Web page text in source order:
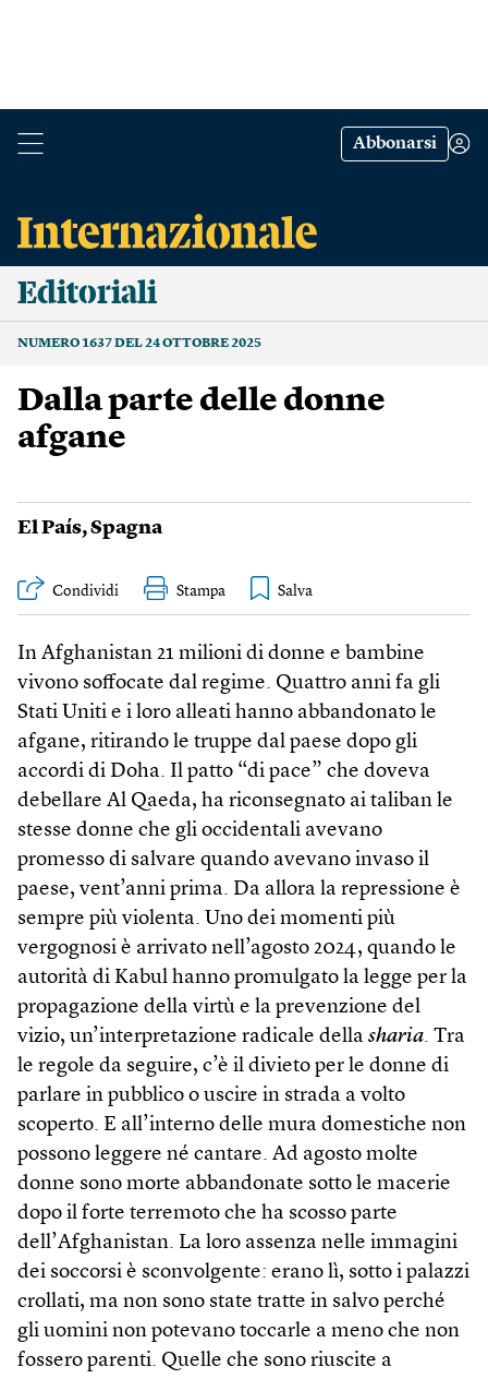
Abbonarsi
Editoriali
NUMERO 1637 DEL 24 OTTOBRE 2025
Dalla parte delle donne
afgane
El País,Spagna
Condividi Stampa
In Afghanistan 21 milioni di donne e bambine
vivono soffocate dal regime. Quattro anni fa gli
Stati Uniti e i loro alleati hanno abbandonato le
afgane, ritirando le truppe dal paese dopo gli
accordi di Doha. Il patto “di pace” che doveva
debellare Al Qaeda, ha riconsegnato ai taliban le
stesse donne che gli occidentali avevano
promesso di salvare quando avevano invaso il
paese, vent’anni prima. Da allora la repressione è
sempre più violenta. Uno dei momenti più
vergognosi è arrivato nell’agosto 2024, quando le
autorità di Kabul hanno promulgato la legge per la
propagazione della virtù e la prevenzione del
vizio, un’interpretazione radicale della sharia. Tra
le regole da seguire, c’è il divieto per le donne di
parlare in pubblico o uscire in strada a volto
scoperto. E all’interno delle mura domestiche non
possono leggere né cantare. Ad agosto molte
donne sono morte abbandonate sotto le macerie
dopo il forte terremoto che ha scosso parte
dell’Afghanistan. La loro assenza nelle immagini
dei soccorsi è sconvolgente: erano lì, sotto i palazzi
crollati, ma non sono state tratte in salvo perché
gli uomini non potevano toccarle a meno che non
fossero parenti. Quelle che sono riuscite a